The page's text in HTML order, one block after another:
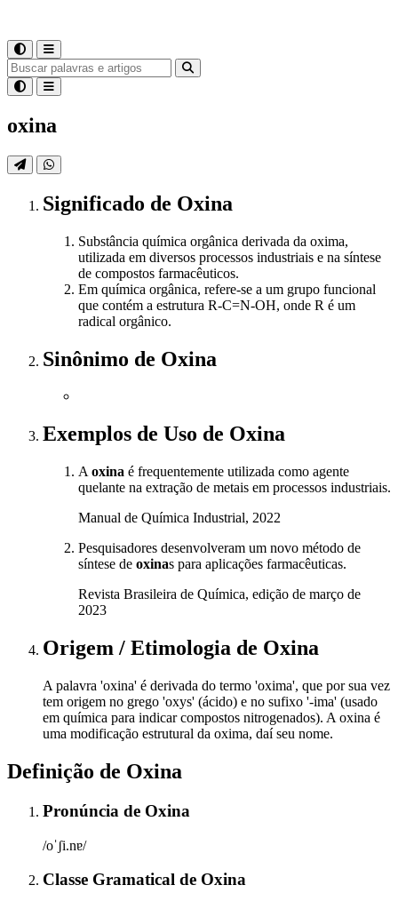
oxina
Significado de Oxina
Substância química orgânica derivada da oxima,
utilizada em diversos processos industriais e na síntese
de compostos farmacêuticos.
Em química orgânica, refere-se a um grupo funcional
que contém a estrutura R-C=N-OH, onde R é um
radical orgânico.
Sinônimo de Oxina
Exemplos de Uso de Oxina
A oxina é frequentemente utilizada como agente
quelante na extração de metais em processos industriais.
Manual de Química Industrial, 2022
Pesquisadores desenvolveram um novo método de
síntese de oxinas para aplicações farmacêuticas.
Revista Brasileira de Química, edição de março de
2023
Origem / Etimologia de Oxina
A palavra 'oxina' é derivada do termo 'oxima', que por sua vez
tem origem no grego 'oxys' (ácido) e no sufixo '-ima' (usado
em química para indicar compostos nitrogenados). A oxina é
uma modificação estrutural da oxima, daí seu nome.
Definição de Oxina
Pronúncia de Oxina
/oˈʃi.nɐ/
Classe Gramatical de Oxina